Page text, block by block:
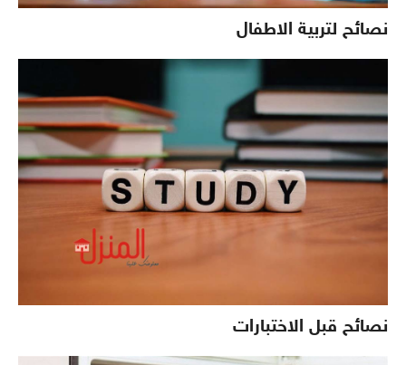
نصائح لتربية الاطفال
نصائح قبل الاختبارات